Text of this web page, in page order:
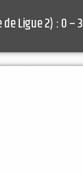
de Ligue 2) : 0 – 3